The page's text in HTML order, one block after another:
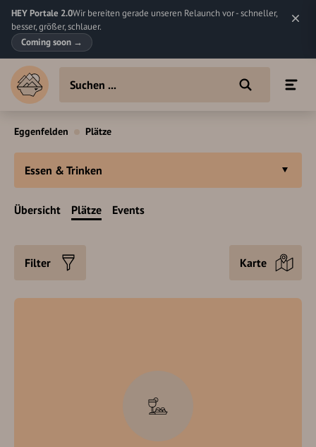
HEY Portale 2.0Wir bereiten gerade unseren Relaunch vor - schneller,
besser, größer, schlauer.
Coming soon →
Eggenfelden Plätze
Essen & Trinken
Übersicht Plätze Events
Filter Karte